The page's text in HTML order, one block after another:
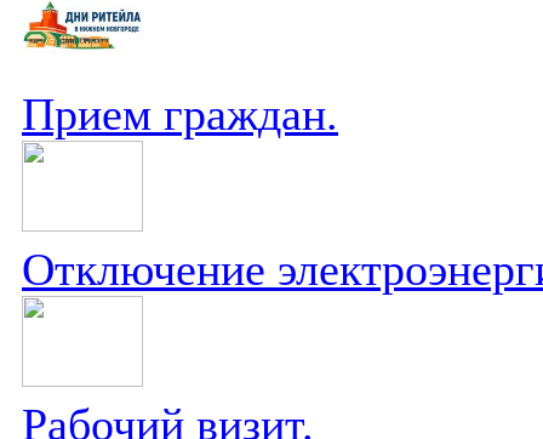
Прием граждан.
Отключение
Рабочий визит.